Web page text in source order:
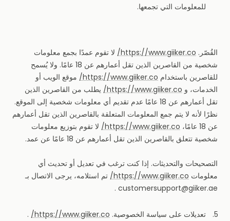
للمعلومات التي تجمعها.
القُصّر. https://www.giiker.co/ لا تقوم عمدًا بجمع معلومات
شخصية من القاصرين الذين تقل أعمارهم عن 18 عامًا. ولا يُسمح
للقاصرين باستخدام https://www.giiker.co/ موقع الويب أو
الخدمات، و https://www.giiker.co/ يطلب من القاصرين الذين
تقل أعمارهم عن 18 عامًا عدم تقديم أي معلومات شخصية إلى الموقع.
نظرًا لأنه لا يتم جمع المعلومات المتعلقة بالقاصرين الذين تقل أعمارهم
عن 18 عامًا،
https://www.giiker.co/ لا تقوم بتوزيع معلومات
شخصية تتعلق بالقاصرين الذين تقل أعمارهم عن 18 عامًا عن عمد.
التصحيحات والتحديثات. إذا كنت ترغب في تعديل أو تحديث أي
معلومات https://www.giiker.co/ تم استلامه، يرجى الاتصال بـ
customersupport@giiker.ae
.
تعديلات على سياسة الخصوصية. https://www.giiker.co/
.